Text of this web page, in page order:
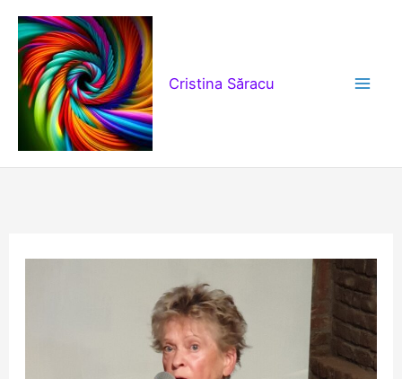
content
Cristina Săracu